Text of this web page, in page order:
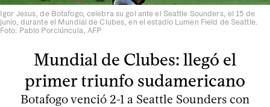
Igor Jesus, de Botafogo, celebra su gol ante el Seattle Sounders, el 15 de
junio, durante el Mundial de Clubes, en el estadio Lumen Field de Seattle.
Foto: Pablo Porciúncula, AFP
Mundial de Clubes: llegó el
primer triunfo sudamericano
Botafogo venció 2-1 a Seattle Sounders con